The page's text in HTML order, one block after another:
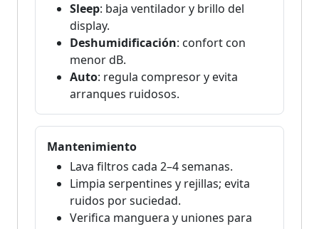
Sleep: baja ventilador y brillo del
display.
Deshumidificación: confort con
menor dB.
Auto: regula compresor y evita
arranques ruidosos.
Mantenimiento
Lava filtros cada 2–4 semanas.
Limpia serpentines y rejillas; evita
ruidos por suciedad.
Verifica manguera y uniones para